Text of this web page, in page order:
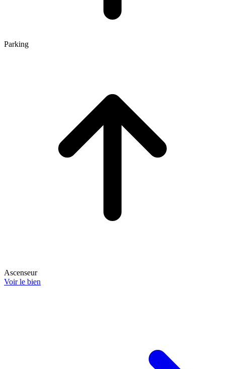
Parking
Ascenseur
Voir le bien